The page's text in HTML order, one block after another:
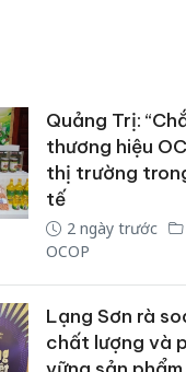
Quảng Trị:
thương hiệu
thị trường
tế
2 ngày trước
OCOP
Lạng Sơn rà
chất lượng và